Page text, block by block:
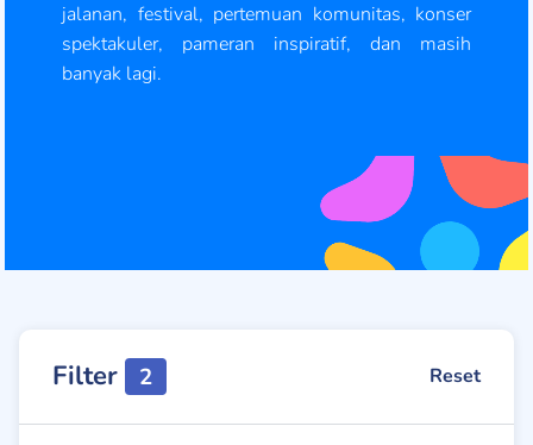
jalanan, festival, pertemuan komunitas, konser
spektakuler, pameran inspiratif, dan masih
banyak lagi.
Filter 2 Reset